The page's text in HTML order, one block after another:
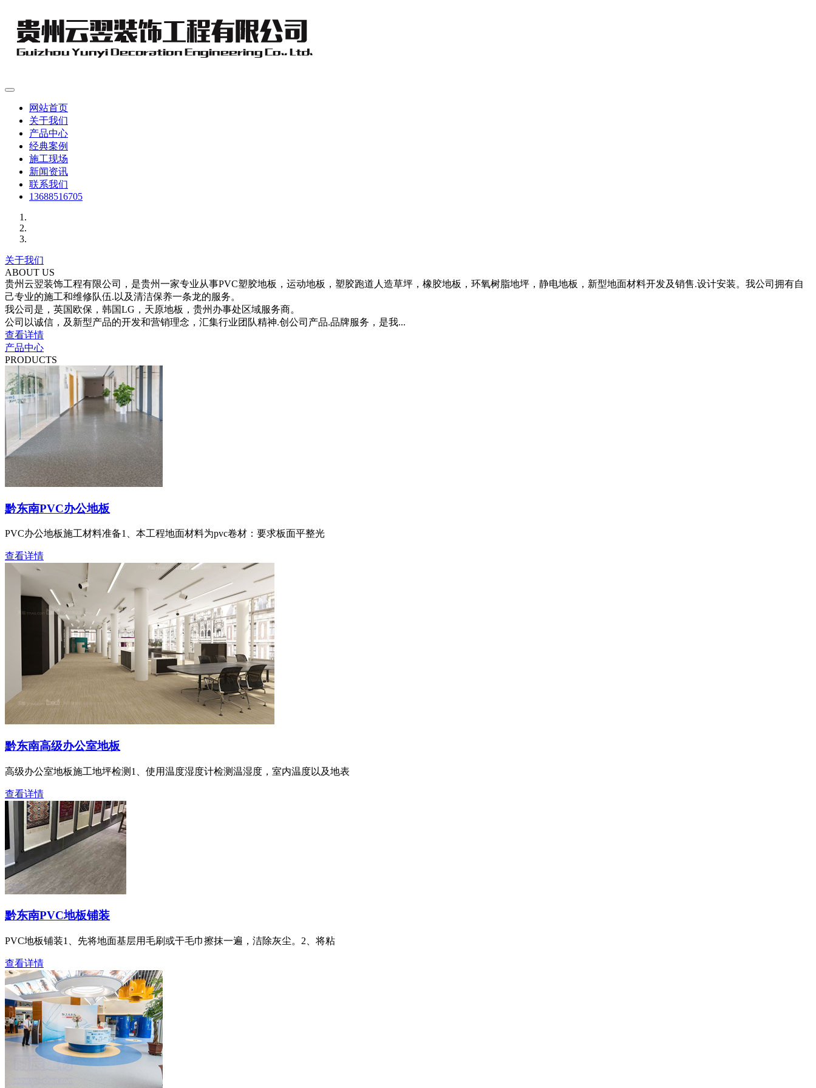
网站首页
关于我们
产品中心
经典案例
施工现场
新闻资讯
联系我们
13688516705
关于我们
ABOUT US
贵州云翌装饰工程有限公司，是贵州一家专业从事PVC塑胶地板，运动地板，塑胶跑道人造草坪，橡胶地板，环氧树脂地坪，静电地板，新型地面材料开发及销售.设计安装。我公司拥有自
己专业的施工和维修队伍.以及清洁保养一条龙的服务。
我公司是，英国欧保，韩国LG，天原地板，贵州办事处区域服务商。
公司以诚信，及新型产品的开发和营销理念，汇集行业团队精神.创公司产品.品牌服务，是我...
查看详情
产品中心
PRODUCTS
黔东南PVC办公地板
PVC办公地板施工材料准备1、本工程地面材料为pvc卷材：要求板面平整光
查看详情
黔东南高级办公室地板
高级办公室地板施工地坪检测1、使用温度湿度计检测温湿度，室内温度以及地表
查看详情
黔东南PVC地板铺装
PVC地板铺装1、先将地面基层用毛刷或干毛巾擦抹一遍，洁除灰尘。2、将粘
查看详情